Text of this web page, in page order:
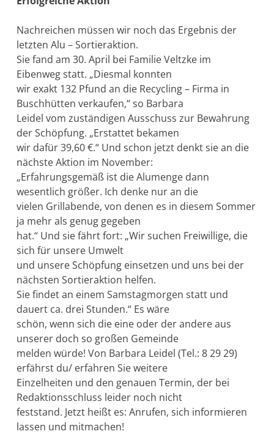
Nachreichen müssen wir noch das Ergebnis der
letzten Alu – Sortieraktion.
Sie fand am 30. April bei Familie Veltzke im
Eibenweg statt. „Diesmal konnten
wir exakt 132 Pfund an die Recycling – Firma in
Buschhütten verkaufen,“ so Barbara
Leidel vom zuständigen Ausschuss zur Bewahrung
der Schöpfung. „Erstattet bekamen
wir dafür 39,60 €.“ Und schon jetzt denkt sie an die
nächste Aktion im November:
„Erfahrungsgemäß ist die Alumenge dann
wesentlich größer. Ich denke nur an die
vielen Grillabende, von denen es in diesem Sommer
ja mehr als genug gegeben
hat.“ Und sie fährt fort: „Wir suchen Freiwillige, die
sich für unsere Umwelt
und unsere Schöpfung einsetzen und uns bei der
nächsten Sortieraktion helfen.
Sie findet an einem Samstagmorgen statt und
dauert ca. drei Stunden.“ Es wäre
schön, wenn sich die eine oder der andere aus
unserer doch so großen Gemeinde
melden würde! Von Barbara Leidel (Tel.: 8 29 29)
erfährst du/ erfahren Sie weitere
Einzelheiten und den genauen Termin, der bei
Redaktionsschluss leider noch nicht
feststand. Jetzt heißt es: Anrufen, sich informieren
lassen und mitmachen!